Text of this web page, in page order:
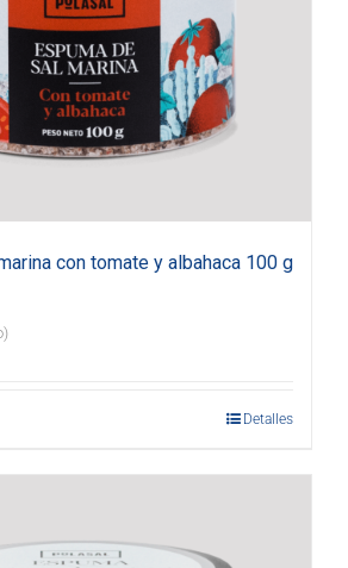
con tomate y albahaca 100 g
Detalles